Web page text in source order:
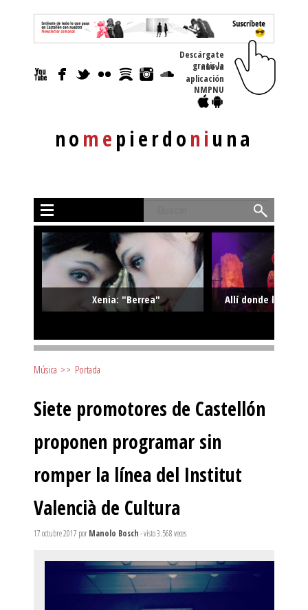
nomepierdoniuna
Descárgate
gratis la nueva
aplicación
NMPNU
Xenia: "Berrea" Allí donde la
Música >> Portada
Siete promotores de Castellón
proponen programar sin
romper la línea del Institut
Valencià de Cultura
17 octubre 2017 porManolo Bosch- visto 3.568 veces